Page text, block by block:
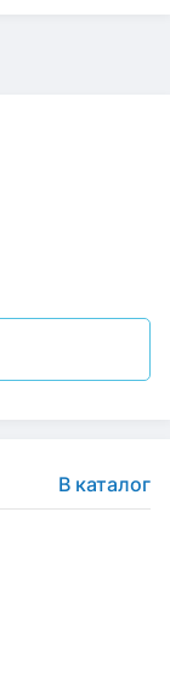
В каталог